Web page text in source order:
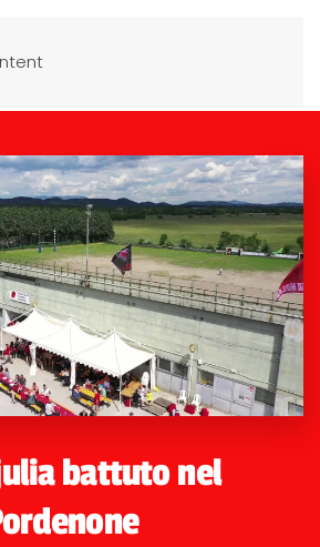
battuto nel